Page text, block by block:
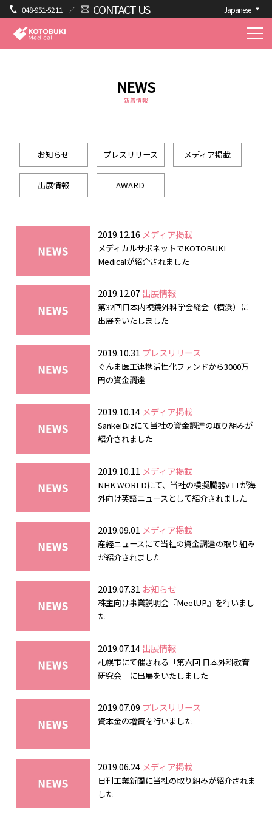
048-951-5211 CONTACT US Japanese
NEWS
新着情報
お知らせ プレスリリース メディア掲載
出展情報 AWARD
2019.12.16 メディア掲載
メディカルサポネットでKOTOBUKI
Medicalが紹介されました
2019.12.07出展情報
第32回日本内視鏡外科学会総会（横浜）に
出展をいたしました
2019.10.31 プレスリリース
ぐんま医工連携活性化ファンドから3000万
円の資金調達
2019.10.14 メディア掲載
SankeiBizにて当社の資金調達の取り組みが
紹介されました
2019.10.11 メディア掲載
NHK WORLDにて、当社の模擬臓器VTTが海
外向け英語ニュースとして紹介されました
2019.09.01 メディア掲載
産経ニュースにて当社の資金調達の取り組み
が紹介されました
2019.07.31 お知らせ
株主向け事業説明会『MeetUP』を行いまし
た
2019.07.14出展情報
札幌市にて催される「第六回 日本外科教育
研究会」に出展をいたしました
2019.07.09 プレスリリース
資本金の増資を行いました
2019.06.24 メディア掲載
日刊工業新聞に当社の取り組みが紹介されま
した